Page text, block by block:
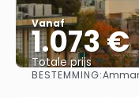
Vanaf
1.073 €
Totale prijs
BESTEMMING: